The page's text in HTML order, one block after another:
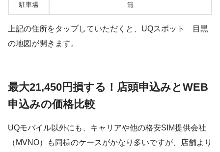
駐車場 無
上記の住所をタップしていただくと、UQスポット 目黒
の地図が開きます。
最大21,450円損する！店頭申込みとWEB
申込みの価格比較
UQモバイル以外にも、キャリアや他の格安SIM提供会社
（MVNO）も同様のケースがかなり多いですが、店舗より